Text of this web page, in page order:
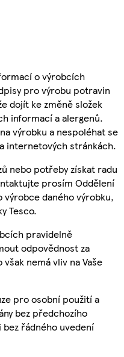
o výrobcích
pro výrobu potravin
dojít ke změně složek
informací a alergenů.
výrobku a nespoléhat se
internetových stránkách.
nebo potřeby získat radu
prosím Oddělení
výrobce daného výrobku,
Tesco.
pravidelně
odpovědnost za
nemá vliv na Vaše
pro osobní použití a
bez předchozího
řádného uvedení